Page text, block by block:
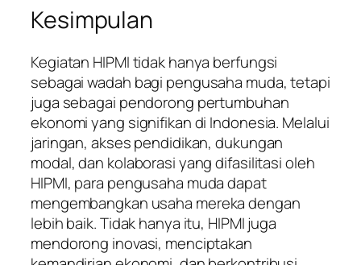
Kesimpulan
Kegiatan HIPMI tidak hanya berfungsi
sebagai wadah bagi pengusaha muda, tetapi
juga sebagai pendorong pertumbuhan
ekonomi yang signifikan di Indonesia. Melalui
jaringan, akses pendidikan, dukungan
modal, dan kolaborasi yang difasilitasi oleh
HIPMI, para pengusaha muda dapat
mengembangkan usaha mereka dengan
lebih baik. Tidak hanya itu, HIPMI juga
mendorong inovasi, menciptakan